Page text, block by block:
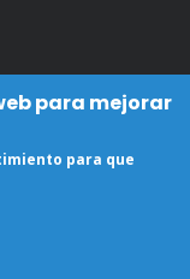
para mejorar
para que